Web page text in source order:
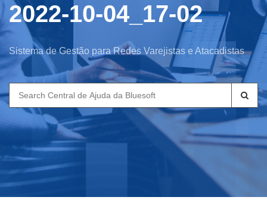
2022-10-04_17-02
Sistema de Gestão para Redes Varejistas e Atacadistas
Search
for: